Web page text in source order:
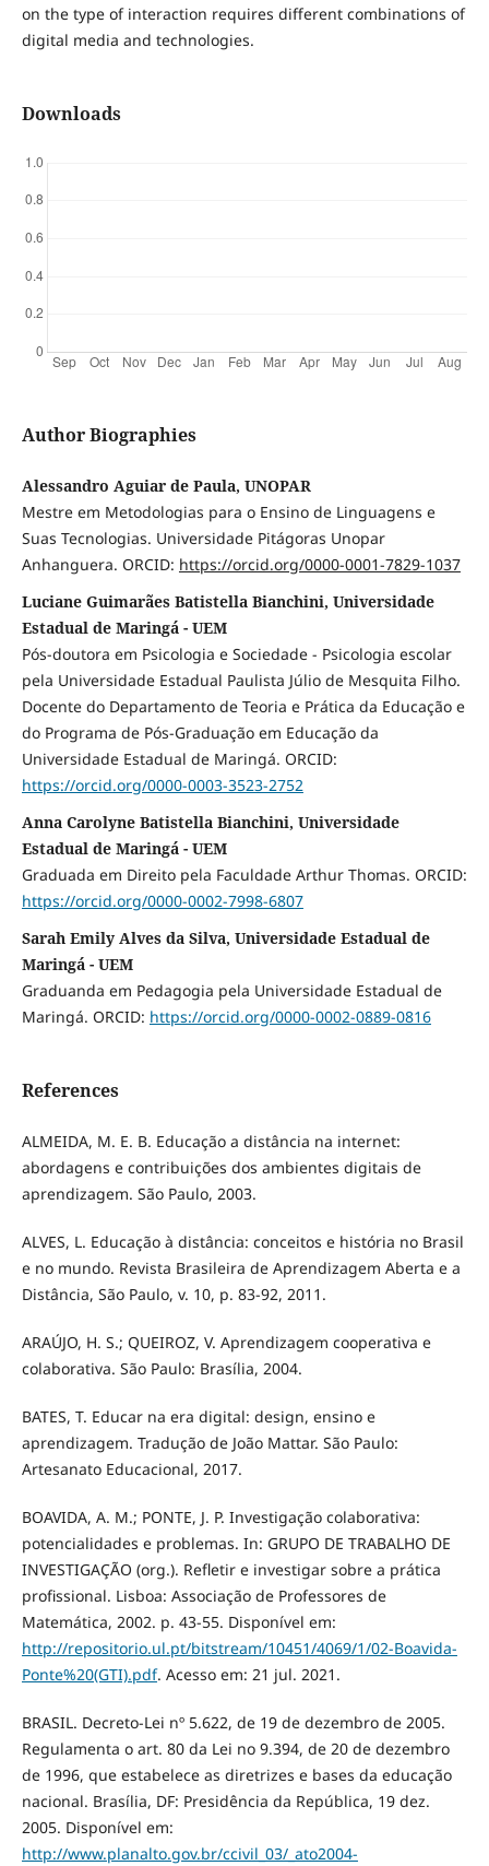
on the type of interaction requires different combinations of
digital media and technologies.
Downloads
Author Biographies
Alessandro Aguiar de Paula, UNOPAR
Mestre em Metodologias para o Ensino de Linguagens e
Suas Tecnologias. Universidade Pitágoras Unopar
Anhanguera. ORCID: https://orcid.org/0000-0001-7829-1037
Luciane Guimarães Batistella Bianchini, Universidade
Estadual de Maringá - UEM
Pós-doutora em Psicologia e Sociedade - Psicologia escolar
pela Universidade Estadual Paulista Júlio de Mesquita Filho.
Docente do Departamento de Teoria e Prática da Educação e
do Programa de Pós-Graduação em Educação da
Universidade Estadual de Maringá. ORCID:
https://orcid.org/0000-0003-3523-2752
Anna Carolyne Batistella Bianchini, Universidade
Estadual de Maringá - UEM
Graduada em Direito pela Faculdade Arthur Thomas. ORCID:
https://orcid.org/0000-0002-7998-6807
Sarah Emily Alves da Silva, Universidade Estadual de
Maringá - UEM
Graduanda em Pedagogia pela Universidade Estadual de
Maringá. ORCID: https://orcid.org/0000-0002-0889-0816
References
ALMEIDA, M. E. B. Educação a distância na internet:
abordagens e contribuições dos ambientes digitais de
aprendizagem. São Paulo, 2003.
ALVES, L. Educação à distância: conceitos e história no Brasil
e no mundo. Revista Brasileira de Aprendizagem Aberta e a
Distância, São Paulo, v. 10, p. 83-92, 2011.
ARAÚJO, H. S.; QUEIROZ, V. Aprendizagem cooperativa e
colaborativa. São Paulo: Brasília, 2004.
BATES, T. Educar na era digital: design, ensino e
aprendizagem. Tradução de João Mattar. São Paulo:
Artesanato Educacional, 2017.
BOAVIDA, A. M.; PONTE, J. P. Investigação colaborativa:
potencialidades e problemas. In: GRUPO DE TRABALHO DE
INVESTIGAÇÃO (org.). Refletir e investigar sobre a prática
profissional. Lisboa: Associação de Professores de
Matemática, 2002. p. 43-55. Disponível em:
http://repositorio.ul.pt/bitstream/10451/4069/1/02-Boavida-
Ponte%20(GTI).pdf. Acesso em: 21 jul. 2021.
BRASIL. Decreto-Lei nº 5.622, de 19 de dezembro de 2005.
Regulamenta o art. 80 da Lei no 9.394, de 20 de dezembro
de 1996, que estabelece as diretrizes e bases da educação
nacional. Brasília, DF: Presidência da República, 19 dez.
2005. Disponível em:
http://www.planalto.gov.br/ccivil_03/_ato2004-